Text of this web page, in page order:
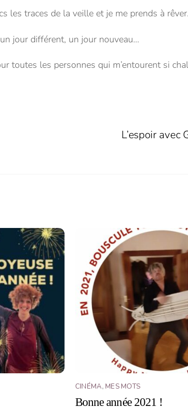
les traces de la veille et je me prends à
jour différent, un jour nouveau…
toutes les personnes qui m’entourent si
L’espoir avec
CINÉMA, MES MOTS
Bonne année 2021 !